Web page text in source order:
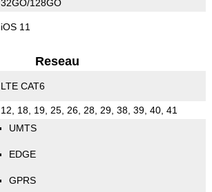
32GO/128GO
iOS 11
Reseau
LTE CAT6
12, 18, 19, 25, 26, 28, 29, 38, 39, 40, 41
UMTS
EDGE
GPRS